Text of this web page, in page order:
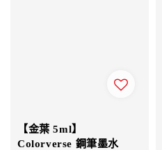
【金葉 5ml】
Colorverse 鋼筆墨水